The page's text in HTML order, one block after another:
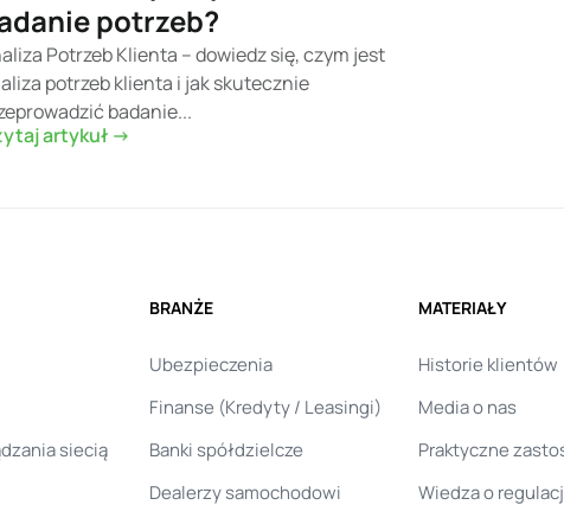
potrzeb?
Potrzeb Klienta – dowiedz się, czym jest
potrzeb klienta i jak skutecznie
badanie...
artykuł ->
siecią
BRANŻE
Ubezpieczenia
Finanse (Kredyty / Leasingi)
Banki spółdzielcze
Dealerzy samochodowi
MATERIAŁY
Historie klientów
Media o nas
Praktyczne
Wiedza o